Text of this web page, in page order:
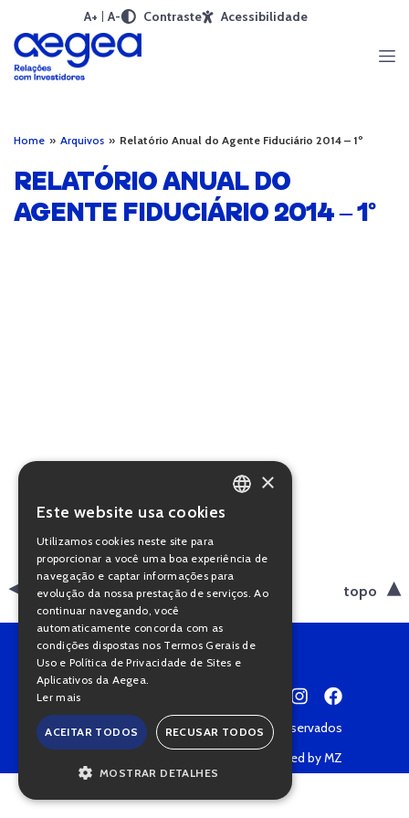
A+ A- Contraste Acessibilidade
Home » Arquivos » Relatório Anual do Agente Fiduciário 2014 – 1º
RELATÓRIO ANUAL DO
AGENTE FIDUCIÁRIO 2014 – 1º
voltar topo
Copyright © 2022 • Todos os direitos reservados
Powered by MZ
PORTUGUESE
×
Este website usa cookies
Utilizamos cookies neste site para
proporcionar a você uma boa experiência de
navegação e captar informações para
evolução da nossa prestação de serviços. Ao
continuar navegando, você
automaticamente concorda com as
condições dispostas nos Termos Gerais de
Uso e Política de Privacidade de Sites e
Aplicativos da Aegea.
Ler mais
ACEITAR TODOS RECUSAR TODOS
MOSTRAR DETALHES